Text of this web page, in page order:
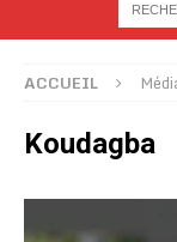
ACCUEIL
Koudagba